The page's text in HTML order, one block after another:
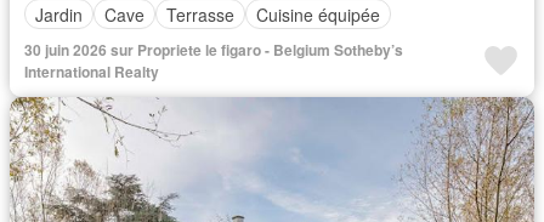
Jardin
Cave Terrasse Cuisine équipée
30 juin 2026 sur Propriete le figaro - Belgium Sotheby’s
International Realty